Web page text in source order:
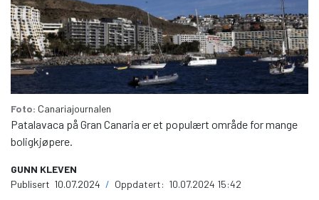
Foto: Canariajournalen
Patalavaca på Gran Canaria er et populært område for mange
boligkjøpere.
GUNN KLEVEN
Publisert 10.07.2024 / Oppdatert: 10.07.2024 15:42